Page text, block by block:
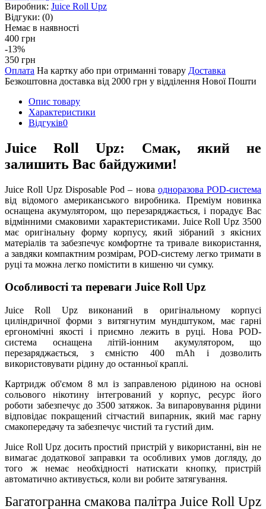
Виробник: Juice Roll Upz
Відгуки: (0)
Немає в наявності
400 грн
-13%
350 грн
Оплата На картку або при отриманні товару Доставка
Безкоштовна доставка від 2000 грн у відділення Нової Пошти
Опис товару
Характеристики
Відгуків0
Juice Roll Upz: Смак, який не
залишить Вас байдужими!
Juice Roll Upz Disposable Pod – нова одноразова POD-система
від відомого американського виробника. Преміум новинка
оснащена акумулятором, що перезаряджається, і порадує Вас
відмінними смаковими характеристиками. Juice Roll Upz 3500
має оригінальну форму корпусу, який зібраний з якісних
матеріалів та забезпечує комфортне та тривале використання,
а завдяки компактним розмірам, POD-систему легко тримати в
руці та можна легко помістити в кишеню чи сумку.
Особливості та переваги Juice Roll Upz
Juice Roll Upz виконаний в оригінальному корпусі
циліндричної форми з витягнутим мундштуком, має гарні
ергономічні якості і приємно лежить в руці. Нова POD-
система оснащена літій-іонним акумулятором, що
перезаряджається, з ємністю 400 mAh і дозволить
використовувати рідину до останньої краплі.
Картридж об'ємом 8 мл із заправленою рідиною на основі
сольового нікотину інтегрований у корпус, ресурс його
роботи забезпечує до 3500 затяжок. За випаровування рідини
відповідає покращений сітчастий випарник, який має гарну
смакопередачу та забезпечує чистий та густий дим.
Juice Roll Upz досить простий пристрій у використанні, він не
вимагає додаткової заправки та особливих умов догляду, до
того ж немає необхідності натискати кнопку, пристрій
автоматично активується, коли ви робите затягування.
Багатогранна смакова палітра Juice Roll Upz